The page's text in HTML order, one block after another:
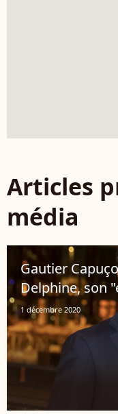
Articles
média
Gautier
Delphine, son
1 décembre 2020